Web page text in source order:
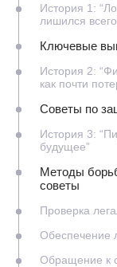
История 1:
лишился
Ключевые
История 2:
как почти
Советы по
История 3:
будущее”
Методы
советы
Проверка
Обеспечение
Обращение к